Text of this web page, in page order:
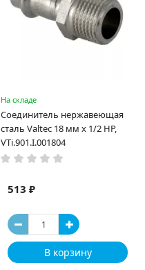
На складе
Соединитель нержавеющая
сталь Valtec 18 мм х 1/2 НР,
VTi.901.I.001804
513 ₽
В корзину